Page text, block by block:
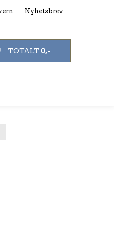
Nyhetsbrev
TOTALT 0,-